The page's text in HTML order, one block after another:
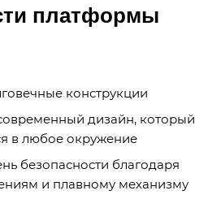
платформы
конструкции
дизайн, который
в любое окружение
безопасности благодаря
и плавному механизму